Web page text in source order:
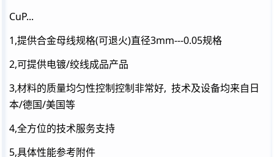
CuP...
1,提供合金母线规格(可退火)直径3mm---0.05规格
2,可提供电镀/绞线成品产品
3,材料的质量均匀性控制控制非常好, 技术及设备均来自日
本/德国/美国等
4,全方位的技术服务支持
5,具体性能参考附件